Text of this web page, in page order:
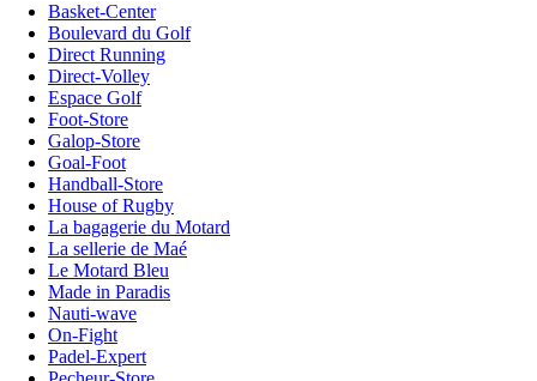
Basket-Center
Boulevard du Golf
Direct Running
Direct-Volley
Espace Golf
Foot-Store
Galop-Store
Goal-Foot
Handball-Store
House of Rugby
La bagagerie du Motard
La sellerie de Maé
Le Motard Bleu
Made in Paradis
Nauti-wave
On-Fight
Padel-Expert